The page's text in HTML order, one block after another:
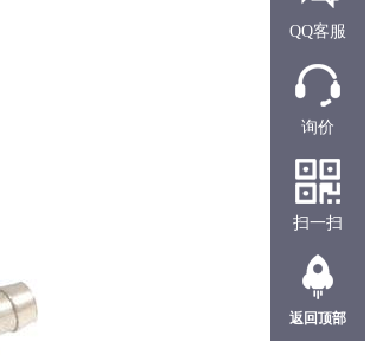
QQ客服
询价
扫一扫
返回顶部